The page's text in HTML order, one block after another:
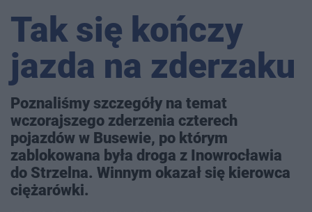
Tak się kończy
jazda na zderzaku
Poznaliśmy szczegóły na temat
wczorajszego zderzenia czterech
pojazdów w Busewie, po którym
zablokowana była droga z Inowrocławia
do Strzelna. Winnym okazał się kierowca
ciężarówki.